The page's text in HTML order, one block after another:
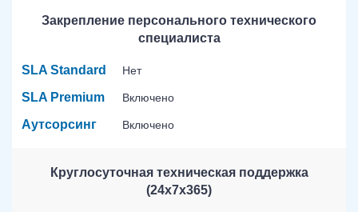
Закрепление персонального технического
специалиста
SLA Standard Нет
SLA Premium Включено
Аутсорсинг Включено
Круглосуточная техническая поддержка
(24х7х365)